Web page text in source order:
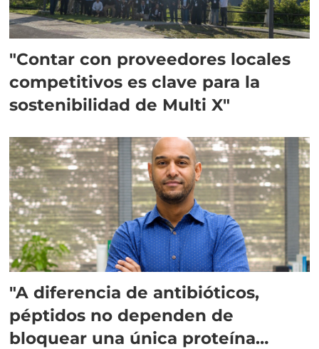
"Contar con proveedores locales
competitivos es clave para la
sostenibilidad de Multi X"
"A diferencia de antibióticos,
péptidos no dependen de
bloquear una única proteína